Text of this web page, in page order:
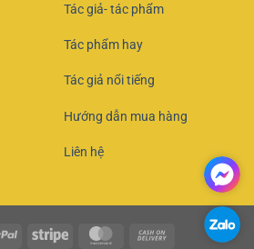
Tác giả- tác phẩm
Tác phẩm hay
Tác giả nổi tiếng
Hướng dẫn mua hàng
Liên hệ